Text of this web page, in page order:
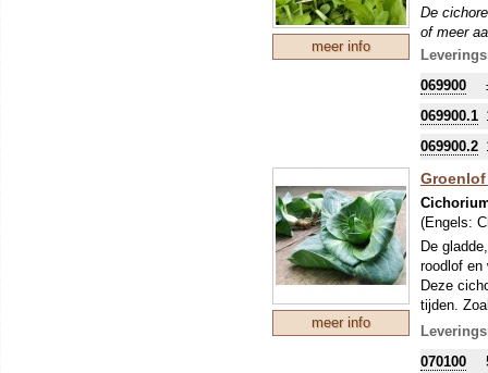
meer info
De
of meer
een plant
069900
069900.1
069900.2
meer info
Groenlof
(Engels:
De
roodlof en
Deze
tijden.
De
070100